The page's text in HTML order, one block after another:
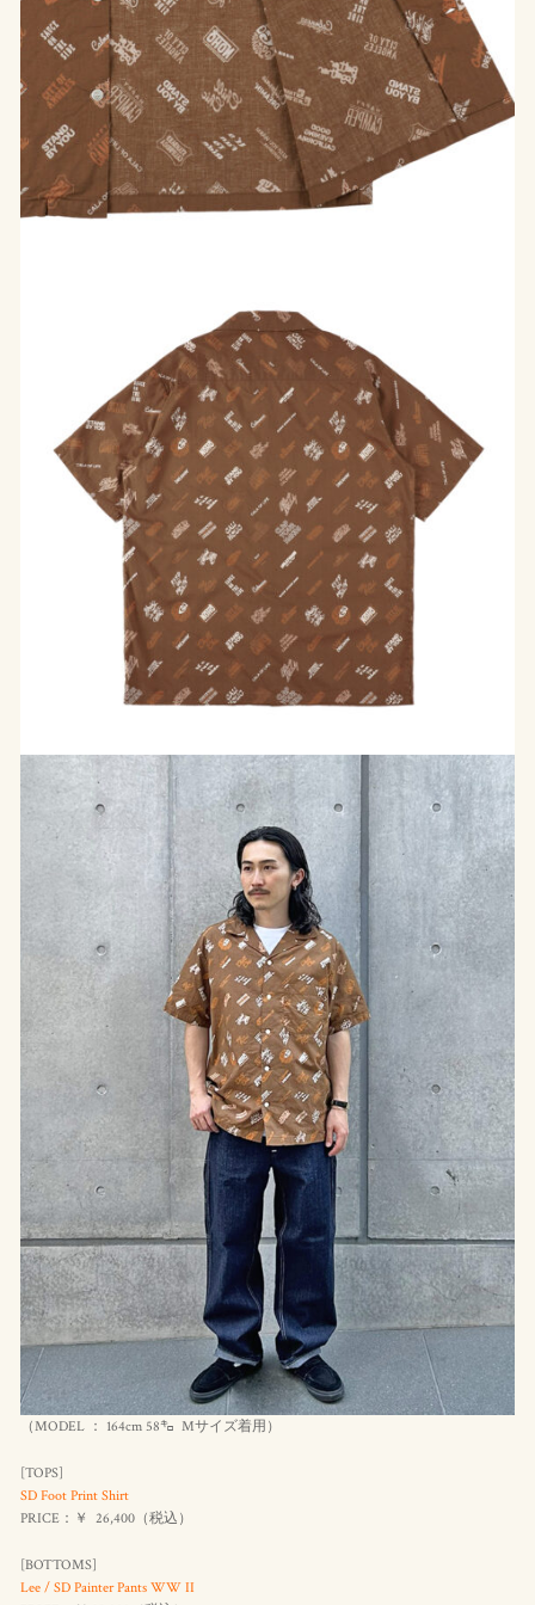
（MODEL ： 164cm 58㌔ Mサイズ着用）
[TOPS]
SD Foot Print Shirt
PRICE：￥ 26,400（税込 ）
[BOTTOMS]
Lee / SD Painter Pants WW II